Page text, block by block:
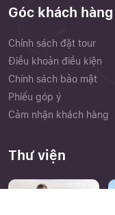
Góc khách hàng
Chính sách đặt tour
Điều khoản điều kiện
Chính sách bảo mật
Phiếu góp ý
Cảm nhận khách hàng
Thư viện